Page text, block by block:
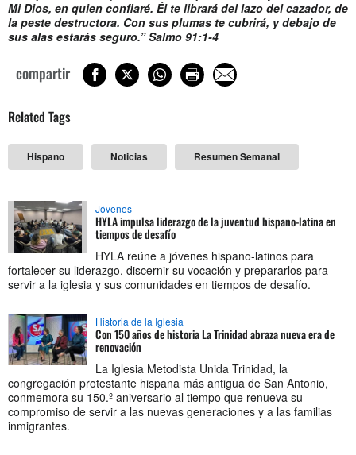
Mi Dios, en quien confiaré. Él te librará del lazo del cazador, de
la peste destructora. Con sus plumas te cubrirá, y debajo de
sus alas estarás seguro.” Salmo 91:1-4
compartir
Related Tags
Hispano Noticias Resumen Semanal
Jóvenes
HYLA impulsa liderazgo de la juventud hispano-latina en
tiempos de desafío
HYLA reúne a jóvenes hispano-latinos para
fortalecer su liderazgo, discernir su vocación y prepararlos para
servir a la iglesia y sus comunidades en tiempos de desafío.
Historia de la Iglesia
Con 150 años de historia La Trinidad abraza nueva era de
renovación
La Iglesia Metodista Unida Trinidad, la
congregación protestante hispana más antigua de San Antonio,
conmemora su 150.º aniversario al tiempo que renueva su
compromiso de servir a las nuevas generaciones y a las familias
inmigrantes.